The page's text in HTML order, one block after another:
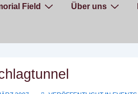
Field Über uns